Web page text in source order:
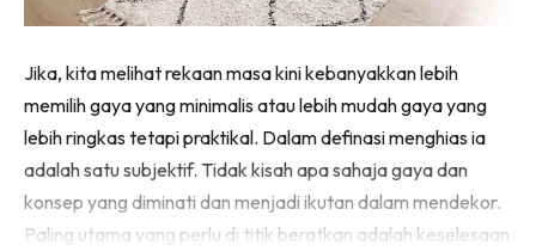
Sentuhan Midas penuh kemewahan dan elegant
untuk kediaman anda.
Rahsia dari IMPIANA, download sekarang di
Jika, kita melihat rekaan masa kini kebanyakkan lebih
memilih gaya yang minimalis atau lebih mudah gaya yang
lebih ringkas tetapi praktikal. Dalam definasi menghias ia
adalah satu subjektif. Tidak kisah apa sahaja gaya dan
konsep yang diminati dan menjadi ikutan dalam mendekor.
Paling utama yang perlu di titik beratkan adalah keselesaan